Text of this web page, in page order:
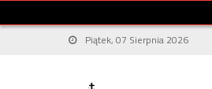
Piątek, 07 Sierpnia 2026